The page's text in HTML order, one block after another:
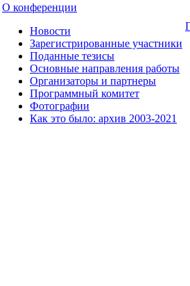
О конференции
Новости
Зарегистрированные участники
Поданные тезисы
Основные направления работы
Организаторы и партнеры
Программный комитет
Фотографии
Как это было: архив 2003-2021